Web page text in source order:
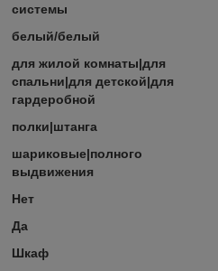
системы
белый/белый
для жилой комнаты|для
спальни|для детской|для
гардеробной
полки|штанга
шариковые|полного
выдвижения
Нет
Да
Шкаф